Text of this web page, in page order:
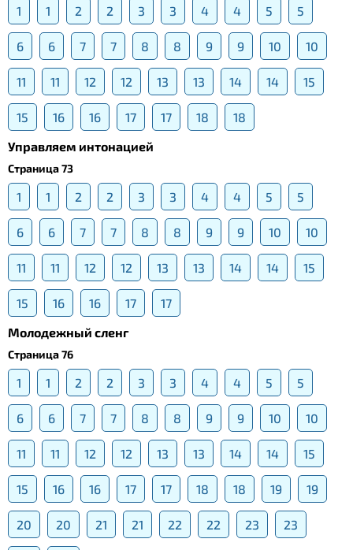
1 1 2 2 3 3 4 4 5 5
6 6 7 7 8 8 9 9 10 10
11 11 12 12 13 13 14 14 15
15 16 16 17 17 18
18
Управляем интонацией
Страница 73
1 1 2 2 3 3 4 4 5 5
6 6 7 7 8 8 9 9 10 10
11 11 12 12 13 13 14 14 15
15 16 16 17
17
Молодежный сленг
Страница 76
1 1 2 2 3 3 4 4 5 5
6 6 7 7 8 8 9 9 10 10
11 11 12 12 13 13 14 14 15
15 16 16 17 17 18 18 19 19
20 20 21 21 22 22 23 23